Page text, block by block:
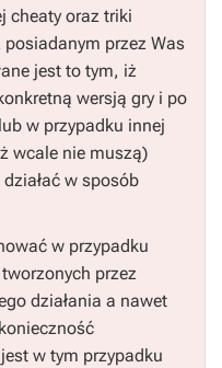
cheaty oraz triki
przez Was
jest to tym, iż
wersją gry i po
w przypadku innej
wcale nie muszą)
w sposób
w przypadku
przez
działania a nawet
w tym przypadku